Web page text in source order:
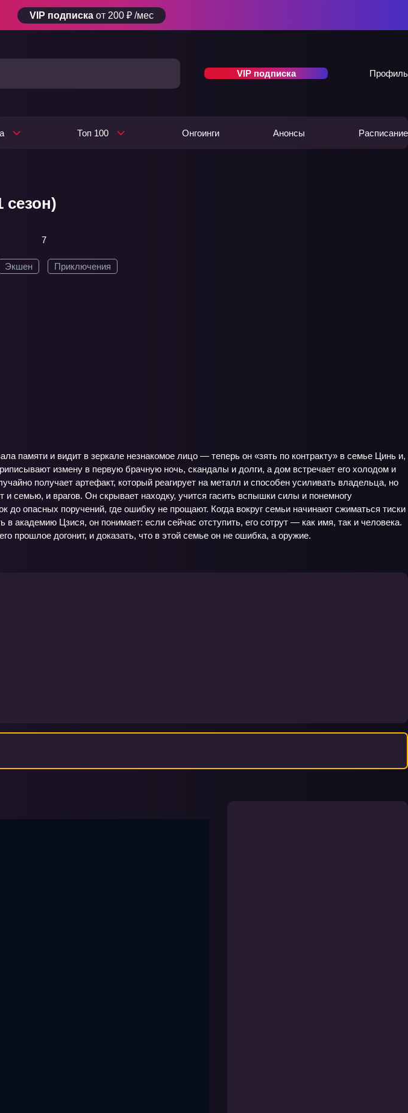
VIP подписка от 200 ₽ /мес
VIP подписка Профиль
Топ 100 Онгоинги Анонсы Расписание
сезон)
7
Экшен Приключения
памяти и видит в зеркале незнакомое лицо — теперь он «зять по контракту» в семье Цинь и,
измену в первую брачную ночь, скандалы и долги, а дом встречает его холодом и
получает артефакт, который реагирует на металл и способен усиливать владельца, но
семью, и врагов. Он скрывает находку, учится гасить вспышки силы и понемногу
до опасных поручений, где ошибку не прощают. Когда вокруг семьи начинают сжиматься тиски
академию Цзися, он понимает: если сейчас отступить, его сотрут — как имя, так и человека.
прошлое догонит, и доказать, что в этой семье он не ошибка, а оружие.